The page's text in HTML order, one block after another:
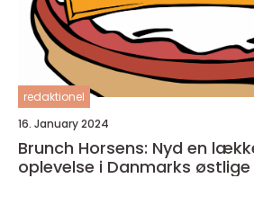
redaktionel
16. January 2024
Brunch Horsens: Nyd en
oplevelse i Danmarks østlige